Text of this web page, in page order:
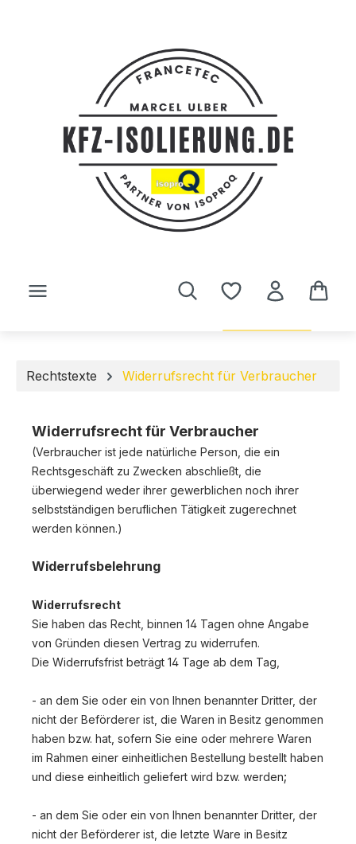
Rechtstexte Widerrufsrecht für Verbraucher
Widerrufsrecht für Verbraucher
(Verbraucher ist jede natürliche Person, die ein
Rechtsgeschäft zu Zwecken abschließt, die
überwiegend weder ihrer gewerblichen noch ihrer
selbstständigen beruflichen Tätigkeit zugerechnet
werden können.)
Widerrufsbelehrung
Widerrufsrecht
Sie haben das Recht, binnen 14 Tagen ohne Angabe
von Gründen diesen Vertrag zu widerrufen.
Die Widerrufsfrist beträgt 14 Tage ab dem Tag,
- an dem Sie oder ein von Ihnen benannter Dritter, der
nicht der Beförderer ist, die Waren in Besitz genommen
haben bzw. hat, sofern Sie eine oder mehrere Waren
im Rahmen einer einheitlichen Bestellung bestellt haben
und diese einheitlich geliefert wird bzw. werden;
- an dem Sie oder ein von Ihnen benannter Dritter, der
nicht der Beförderer ist, die letzte Ware in Besitz